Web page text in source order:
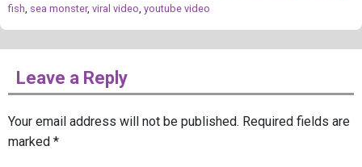
fish sea monster, viral video youtube video
Leave a Reply
Your email address will not be published. Required fields are
marked *